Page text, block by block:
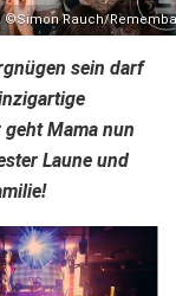
©Simon Rauch/
sein darf
Mama nun
Laune und